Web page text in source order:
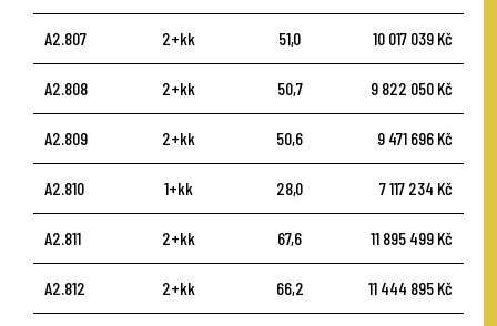
A2.807 2+kk 51,0 10 017 039 Kč
A2.808 2+kk 50,7 9 822 050 Kč
A2.809 2+kk 50,6 9 471 696 Kč
A2.810 1+kk 28,0 7 117 234 Kč
A2.811 2+kk 67,6 11 895 499 Kč
A2.812 2+kk 66,2 11 444 895 Kč